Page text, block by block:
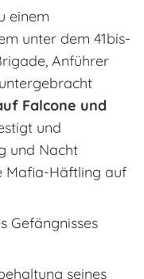
einem
unter dem 41bis-
Anführer
Falcone und
und
und Nacht
Mafia-Häftling auf
Gefängnisses
seines